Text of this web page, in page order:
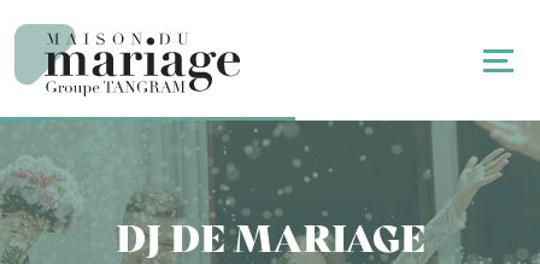
DJ DE MARIAGE